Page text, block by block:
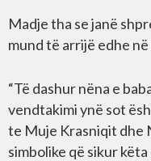
Madje tha se janë
mund të arrijë edhe
“Të dashur nëna e
vendtakimi ynë sot
te Muje Krasniqit dhe
simbolike që sikur